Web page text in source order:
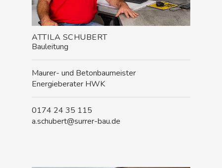
ATTILA SCHUBERT
Bauleitung
Maurer- und Betonbaumeister
Energieberater HWK
0174 24 35 115
a.schubert@surrer-bau.de